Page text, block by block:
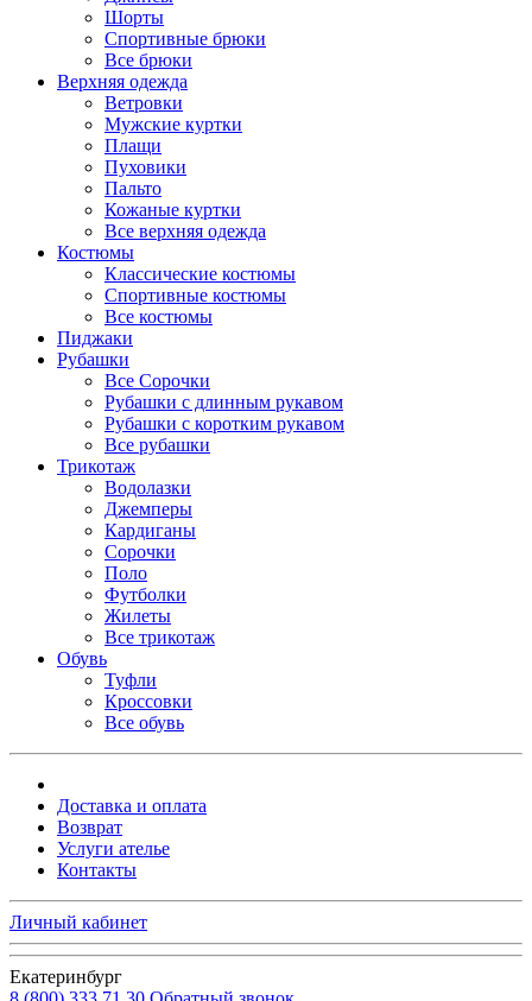
Шорты
Спортивные брюки
Все брюки
Верхняя одежда
Ветровки
Мужские куртки
Плащи
Пуховики
Пальто
Кожаные куртки
Все верхняя одежда
Костюмы
Классические костюмы
Спортивные костюмы
Все костюмы
Пиджаки
Рубашки
Все Сорочки
Рубашки с длинным рукавом
Рубашки с коротким рукавом
Все рубашки
Трикотаж
Водолазки
Джемперы
Кардиганы
Сорочки
Поло
Футболки
Жилеты
Все трикотаж
Обувь
Туфли
Кроссовки
Все обувь
Доставка и оплата
Возврат
Услуги ателье
Контакты
Личный кабинет
Екатеринбург